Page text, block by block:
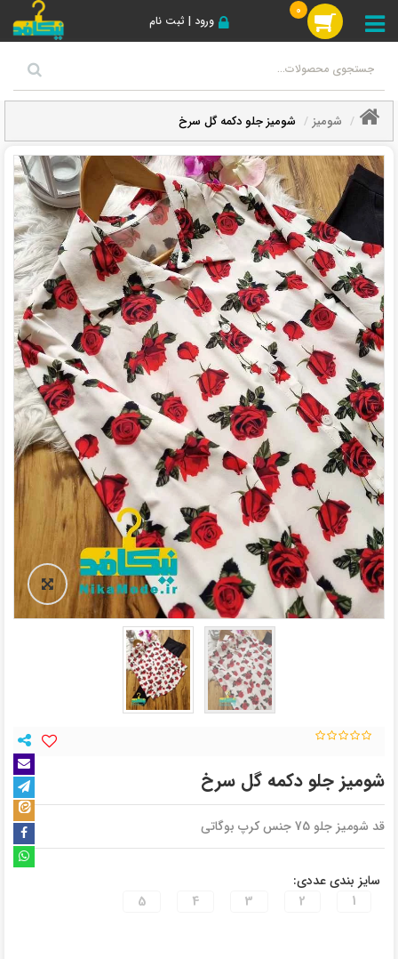
ورود | ثبت نام
0
شومیز شومیز جلو دکمه گل سرخ
شومیز جلو دکمه گل سرخ
قد شومیز جلو 75 جنس کرپ بوگاتی
سایز بندی عددی:
1
2
3
4
5